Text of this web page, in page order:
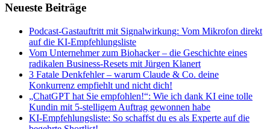
Neueste Beiträge
Podcast-Gastauftritt mit Signalwirkung: Vom Mikrofon direkt
auf die KI-Empfehlungsliste
Vom Unternehmer zum Biohacker – die Geschichte eines
radikalen Business-Resets mit Jürgen Klanert
3 Fatale Denkfehler – warum Claude & Co. deine
Konkurrenz empfiehlt und nicht dich!
„ChatGPT hat Sie empfohlen!“: Wie ich dank KI eine tolle
Kundin mit 5-stelligem Auftrag gewonnen habe
KI-Empfehlungsliste: So schaffst du es als Experte auf die